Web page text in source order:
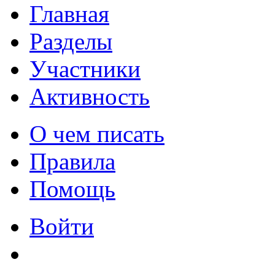
Главная
Разделы
Участники
Активность
О чем писать
Правила
Помощь
Войти